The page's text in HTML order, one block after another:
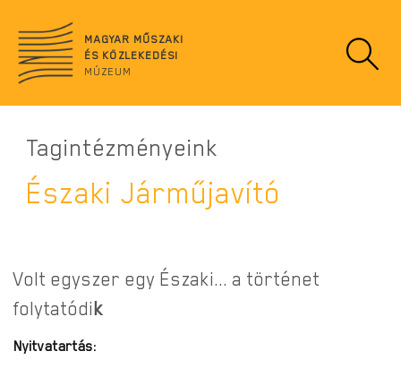
tartalomra
data
MAGYAR MŰSZAKI
ÉS KÖZLEKEDÉSI
MÚZEUM
Tagintézményeink
Északi Járműjavító
Volt egyszer egy Északi... a történet
folytatódik
Nyitvatartás: